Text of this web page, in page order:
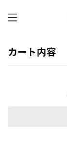
カート内容